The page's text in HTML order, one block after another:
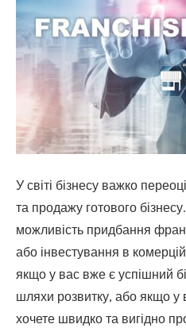
У світі бізнесу важко
та продажу готового бізнесу.
можливість придбання
або інвестування в
якщо у вас вже є успішний
шляхи розвитку, або якщо у
хочете швидко та вигідно